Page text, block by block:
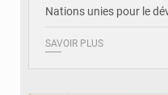
Nations unies pour le
SAVOIR PLUS